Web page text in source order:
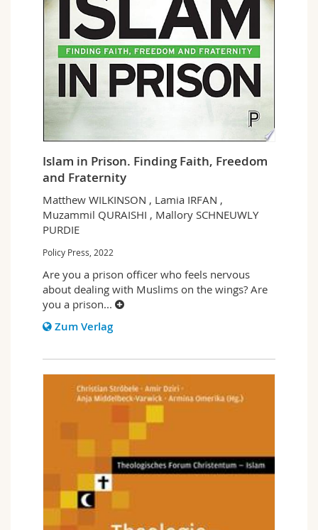
Islam in Prison. Finding Faith, Freedom
and Fraternity
Matthew WILKINSON , Lamia IRFAN ,
Muzammil QURAISHI , Mallory SCHNEUWLY
PURDIE
Policy Press, 2022
Are you a prison officer who feels nervous
about dealing with Muslims on the wings? Are
you a prison...
Zum Verlag